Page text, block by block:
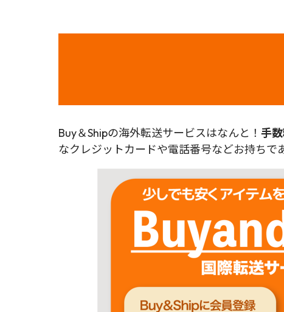
Buy＆Shipの海外転送サービスはなんと！ 手
なクレジットカードや電話番号などお持ち